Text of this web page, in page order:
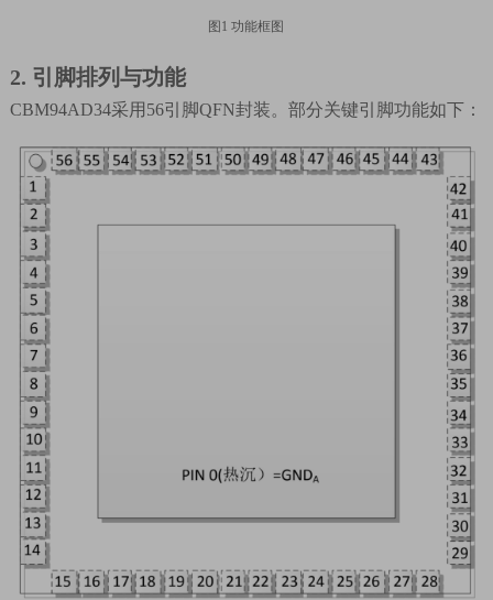
图1功能框图
2. 引脚排列与功能
CBM94AD34采用 56引脚QFN封装。部分关键引脚功能如下：